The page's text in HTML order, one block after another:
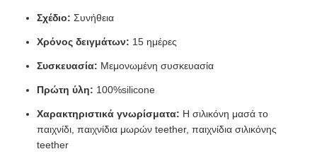
Σχέδιο: Συνήθεια
Χρόνος δειγμάτων: 15 ημέρες
Συσκευασία: Μεμονωμένη συσκευασία
Πρώτη ύλη: 100%silicone
Χαρακτηριστικά γνωρίσματα: Η σιλικόνη μασά το
παιχνίδι, παιχνίδια μωρών teether, παιχνίδια σιλικόνης
teether